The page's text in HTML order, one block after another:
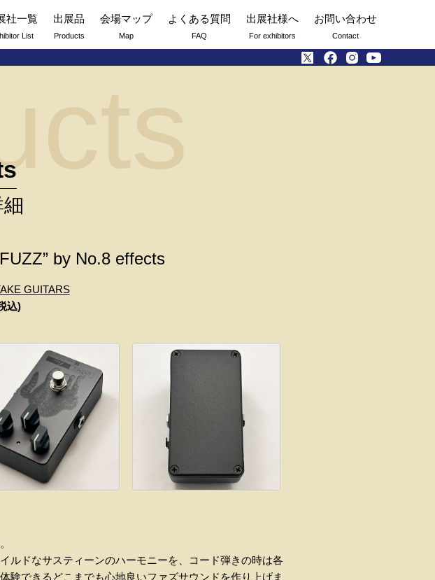
社一覧
List
出展品
Products
会場マップ
Map
よくある質問
FAQ
出展社様へ
For exhibitors
お問い合わせ
Contact
by No.8 effects
GUITARS
込)
ルドなサスティーンのハーモニーを、コード弾きの時は各
験できるどこまでも心地良いファズサウンドを作り上げま